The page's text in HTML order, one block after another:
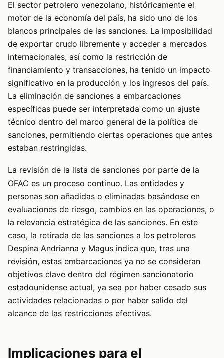
El sector petrolero venezolano, históricamente el
motor de la economía del país, ha sido uno de los
blancos principales de las sanciones. La imposibilidad
de exportar crudo libremente y acceder a mercados
internacionales, así como la restricción de
financiamiento y transacciones, ha tenido un impacto
significativo en la producción y los ingresos del país.
La eliminación de sanciones a embarcaciones
específicas puede ser interpretada como un ajuste
técnico dentro del marco general de la política de
sanciones, permitiendo ciertas operaciones que antes
estaban restringidas.
La revisión de la lista de sanciones por parte de la
OFAC es un proceso continuo. Las entidades y
personas son añadidas o eliminadas basándose en
evaluaciones de riesgo, cambios en las operaciones, o
la relevancia estratégica de las sanciones. En este
caso, la retirada de las sanciones a los petroleros
Despina Andrianna y Magus indica que, tras una
revisión, estas embarcaciones ya no se consideran
objetivos clave dentro del régimen sancionatorio
estadounidense actual, ya sea por haber cesado sus
actividades relacionadas o por haber salido del
alcance de las restricciones efectivas.
Implicaciones para el